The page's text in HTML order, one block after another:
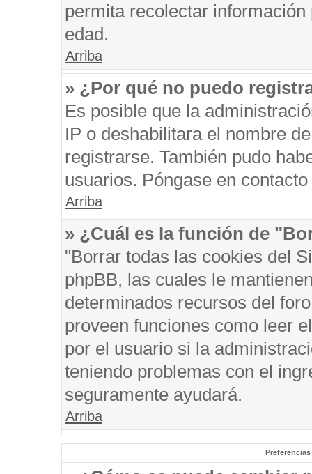
permita recolectar
edad.
Arriba
» ¿Por qué no puedo
Es posible que la
IP o deshabilitara el nombre
registrarse. También pudo
usuarios. Póngase en
Arriba
» ¿Cuál es la función de
"Borrar todas las cookies del
phpBB, las cuales le
determinados recursos del
proveen funciones como leer
por el usuario si la
teniendo problemas con el
seguramente ayudará.
Arriba